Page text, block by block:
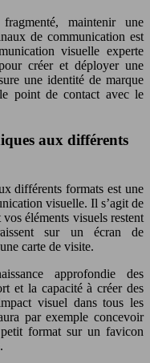
maintenir une
de communication est
visuelle experte
créer et déployer une
une identité de marque
point de contact avec le
aux différents
différents formats est une
visuelle. Il s’agit de
éléments visuels restent
sur un écran de
carte de visite.
approfondie des
et la capacité à créer des
visuel dans tous les
par exemple concevoir
format sur un favicon